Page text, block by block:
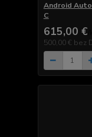
Android
C
615,00 €
500,00 € bez